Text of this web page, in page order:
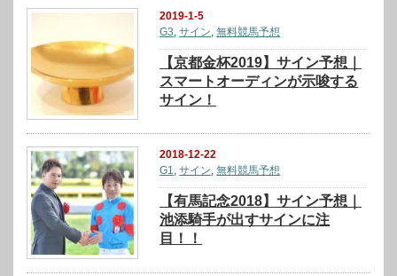
2019-1-5
G3,サイン,無料競馬予想
【京都金杯2019】サイン予想｜
スマートオーディンが示唆する
サイン！
2018-12-22
G1,サイン,無料競馬予想
【有馬記念2018】サイン予想｜
池添騎手が出すサインに注
目！！